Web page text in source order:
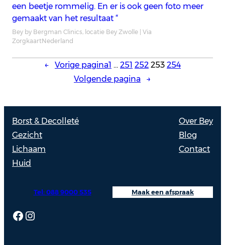
een beetje rommelig. En er is ook geen foto meer
gemaakt van het resultaat “
Bey by Bergman Clinics, locatie Bey Zwolle | Via
ZorgkaartNederland
← Vorige pagina1 … 251 252 253 254
Volgende pagina
→
Borst & Decolleté
Gezicht
Lichaam
Huid
Over Bey
Blog
Contact
Facebook
Instagram
Maak een afspraak
Tel: 088 9000 535